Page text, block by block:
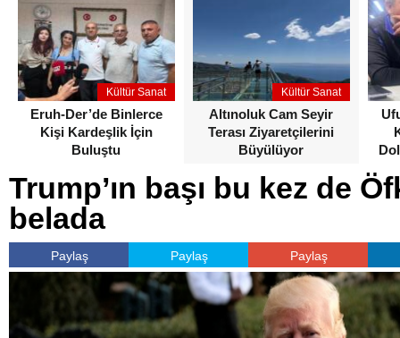
İş İlanları
Kültür Sanat
Eruh-Der’de Binlerce
Kişi Kardeşlik İçin
Buluştu
Kültür Sanat
Altınoluk Cam Seyir
Terası Ziyaretçilerini
Büyülüyor
Trump’ın başı bu kez de
belada
Paylaş Paylaş Paylaş